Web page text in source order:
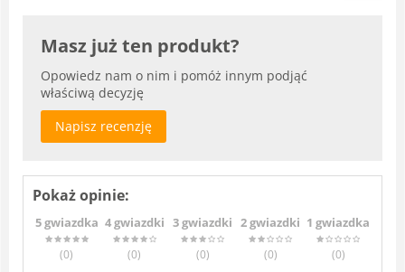
Masz już ten produkt?
Opowiedz nam o nim i pomóż innym podjąć
właściwą decyzję
Napisz recenzję
Pokaż opinie:
5 gwiazdka
(0)
4 gwiazdki
(0)
3 gwiazdki
(0)
2 gwiazdki
(0)
1 gwiazdka
(0)